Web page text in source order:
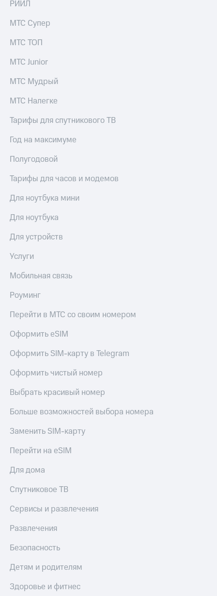
Приложения
Музыка
КИОН
Строки
Гудок
Мой
МТС
приложения
Инвестиции
Получайте
онлайн
полисов
С картой
МТС
Деньги
МТС
Накопления
Откладывайте
и получайте
Платежи
переводы
Пополнить
МТС
Настройки
автоплатежа
Пополнить
другого
интернета
ТВ
полисов
онлайн
Скидка 30%
на связь
С картой
Деньги
Накопления
Откладывайте
и получайте
Акции
пополнения
Скидка
30%
на связь
Тарифы
дешевле
при оплате
Обзоры
до 40%
на смартфоны
покупке
МТС
РИИЛ
МТС Супер
МТС ТОП
МТС Junior
МТС Мудрый
МТС Налегке
Тарифы для спутникового ТВ
Год на максимуме
Полугодовой
Тарифы для часов и модемов
Для ноутбука мини
Для ноутбука
Для устройств
Услуги
Мобильная связь
Роуминг
Перейти в МТС со своим номером
Оформить eSIM
Оформить SIM-карту в Telegram
Оформить чистый номер
Выбрать красивый номер
Больше возможностей выбора номера
Заменить SIM-карту
Перейти на eSIM
Для дома
Спутниковое ТВ
Сервисы и развлечения
Развлечения
Безопасность
Детям и родителям
Здоровье и фитнес